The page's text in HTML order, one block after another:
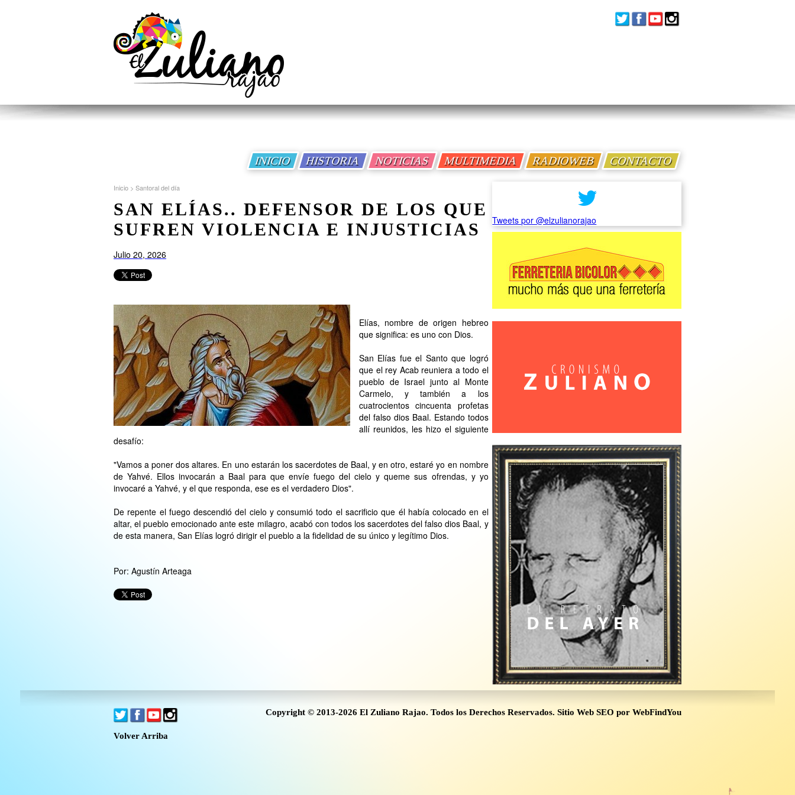
INICIO HISTORIA NOTICIAS MULTIMEDIA RADIOWEB CONTACTO
SAN ELÍAS.. DEFENSOR DE LOS QUE
SUFREN VIOLENCIA E INJUSTICIAS
Inicio > Santoral del día
Julio 20, 2026
Elías, nombre de origen hebreo
que significa: es uno con Dios.
San Elías fue el Santo que logró
que el rey Acab reuniera a todo el
pueblo de Israel junto al Monte
Carmelo, y también a los
cuatrocientos cincuenta profetas
del falso dios Baal. Estando todos
allí reunidos, les hizo el siguiente
desafío:
"Vamos a poner dos altares. En uno estarán los sacerdotes de Baal, y en otro, estaré yo en nombre
de Yahvé. Ellos invocarán a Baal para que envíe fuego del cielo y queme sus ofrendas, y yo
invocaré a Yahvé, y el que responda, ese es el verdadero Dios".
De repente el fuego descendió del cielo y consumió todo el sacrificio que él había colocado en el
altar, el pueblo emocionado ante este milagro, acabó con todos los sacerdotes del falso dios Baal, y
de esta manera, San Elías logró dirigir el pueblo a la fidelidad de su único y legítimo Dios.
Por: Agustín Arteaga
Tweets por @elzulianorajao
Copyright © 2013-2026 El Zuliano Rajao. Todos los Derechos Reservados. Sitio Web SEO por WebFindYou
Volver Arriba